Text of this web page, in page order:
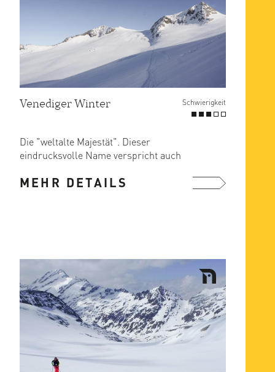
Venediger Winter Schwierigkeit
Die "weltalte Majestät". Dieser
eindrucksvolle Name verspricht auch
MEHR DETAILS